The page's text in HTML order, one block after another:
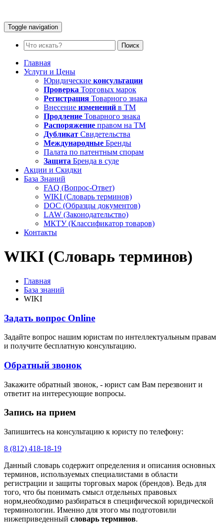
Toggle navigation
Поиск
Главная
Услуги и Цены
Юридические консультации
Проверка Торговых марок
Регистрация Товарного знака
Внесение изменений в ТМ
Продление Товарного знака
Распоряжение правом на ТМ
Дубликат Свидетельства
Международные Бренды
Палата по патентным спорам
Защита Бренда в суде
Акции и Скидки
База Знаний
FAQ (Вопрос-Ответ)
WIKI (Словарь терминов)
DOC (Образцы документов)
LAW (Законодательство)
МКТУ (Классификатор товаров)
Контакты
WIKI (Словарь терминов)
Главная
База знаний
WIKI
Задать вопрос Online
Задайте вопрос нашим юристам по интеллектуальным правам
и получите бесплатную консультацию.
Обратный звонок
Закажите обратный звонок, - юрист сам Вам перезвонит и
ответит на интересующие вопросы.
Запись на прием
Запишитесь на консультацию к юристу по телефону:
8 (812) 418-18-19
Данный словарь содержит определения и описания основных
терминов, используемых специалистами в области
регистрации и защиты торговых марок (брендов). Ведь для
того, что бы понимать смысл отдельных правовых
норм,необходимо разбираться в специфической юридической
терминологии. Именно для этого мы подготовили
нижеприведенный словарь терминов.